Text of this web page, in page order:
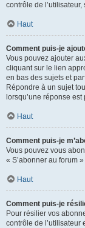
contrôle de
Haut
Comment puis-je
Vous pouvez ajouter
cliquant sur le lien
en bas des sujets et
Répondre à un sujet
lorsqu’une réponse
Haut
Comment puis-je
Vous pouvez vous
« S’abonner au forum
Haut
Comment puis-je
Pour résilier vos
contrôle de l’utilisateur